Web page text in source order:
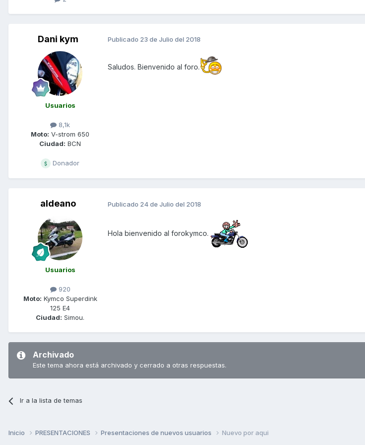
Dani kym
Usuarios
8,1k
Moto: V-strom 650
Ciudad: BCN
Donador
Publicado 23 de Julio del 2018
Saludos. Bienvenido al foro.
aldeano
Usuarios
920
Moto: Kymco Superdink
125 E4
Ciudad: Simou.
Publicado 24 de Julio del 2018
Hola bienvenido al forokymco.
Archivado
Este tema ahora está archivado y cerrado a otras respuestas.
Ir a la lista de temas
Inicio PRESENTACIONES Presentaciones de nuevos usuarios Nuevo por aqui